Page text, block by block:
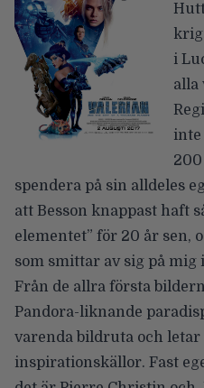
i
alla
inte
spendera på sin alldeles
att Besson knappast haft
elementet” för 20 år sen,
som smittar av sig på mig
Från de allra första
Pandora-liknande
varenda bildruta och
inspirationskällor. Fast